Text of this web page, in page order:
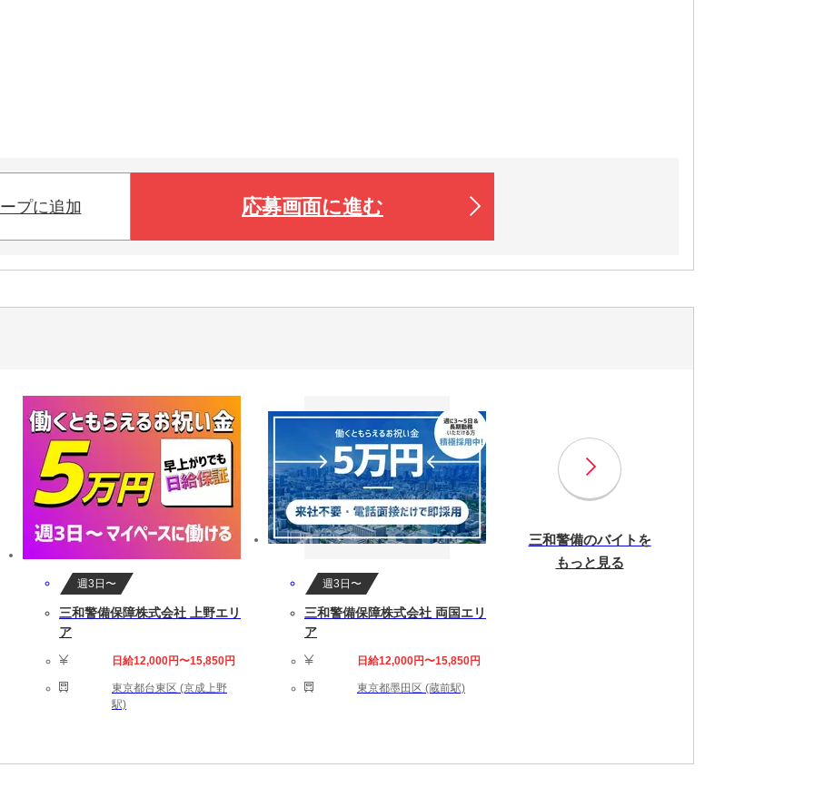
プに追加 応募画面に進む
週3日〜
三和警備保障株式会社 上野エリ
ア
日給12,000円〜15,850円
東京都台東区 (京成上野
駅)
週3日〜
三和警備保障株式会社 両国エリ
ア
日給12,000円〜15,850円
東京都墨田区 (蔵前駅)
三和警備のバイトを
もっと見る